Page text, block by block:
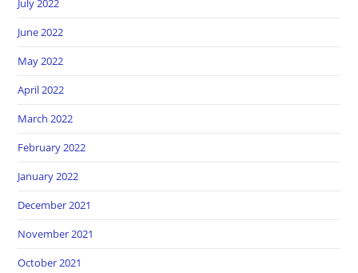
July 2022
June 2022
May 2022
April 2022
March 2022
February 2022
January 2022
December 2021
November 2021
October 2021